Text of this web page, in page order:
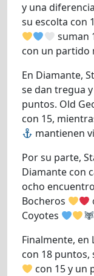
y una
su escolta con
suman
con un partido
En Diamante,
se dan tregua
puntos. Old
con 15,
mantienen
Por su parte,
Diamante con
ocho
Bocheros
Coyotes
Finalmente, en
con 18 puntos,
con 15 y un